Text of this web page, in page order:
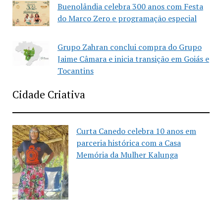
Buenolândia celebra 300 anos com Festa
do Marco Zero e programação especial
Grupo Zahran conclui compra do Grupo
Jaime Câmara e inicia transição em Goiás e
Tocantins
Cidade Criativa
Curta Canedo celebra 10 anos em
parceria histórica com a Casa
Memória da Mulher Kalunga